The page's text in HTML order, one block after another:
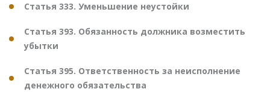
Статья 333. Уменьшение неустойки
Статья 393. Обязанность должника возместить
убытки
Статья 395. Ответственность за неисполнение
денежного обязательства